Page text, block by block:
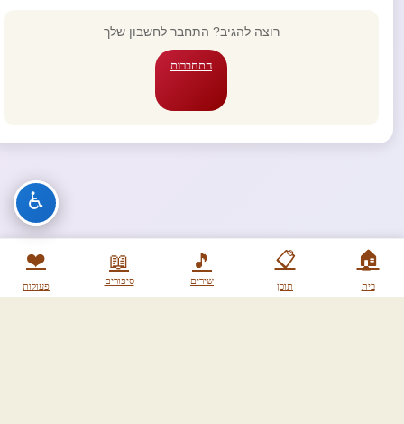
🏠
בית
📋
תוכן
🎵
שירים
📖
סיפורים
❤️
פעולות
רוצה להגיב? התחבר לחשבון שלך
התחברות
♿